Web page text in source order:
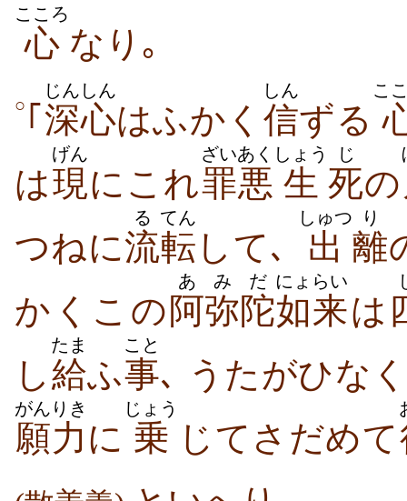
心
こころ
なり｡
○ ｢ 深心
じんしん
はふかく 信
しん
ずる
こ
は現
げん
にこれ罪悪
ざいあく
生
しょう
死
じ
の
つねに流
る
転
てん
して､ 出
しゅつ
離
り
かくこの阿
あ
弥陀
みだ
如来
にょらい
は
し給
たま
ふ事
こと
､ うたがひな
願力
がんりき
に 乗
じょう
じてさだめて